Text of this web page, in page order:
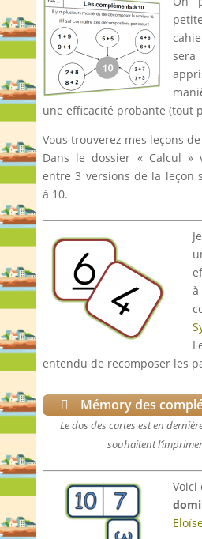
une efficacité probante (tout
Vous trouverez mes leçons
Dans le dossier « Calcul »
entre 3 versions de la leçon
à 10.
entendu de recomposer les
Mémory des
Le dos des cartes est en
souhaitent
Voici